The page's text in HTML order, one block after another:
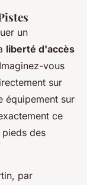
un
liberté d'accès
vous
sur
équipement sur
ce
des
par